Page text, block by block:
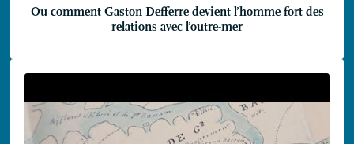
Ou comment Gaston Defferre devient l’homme fort des
relations avec l’outre-mer